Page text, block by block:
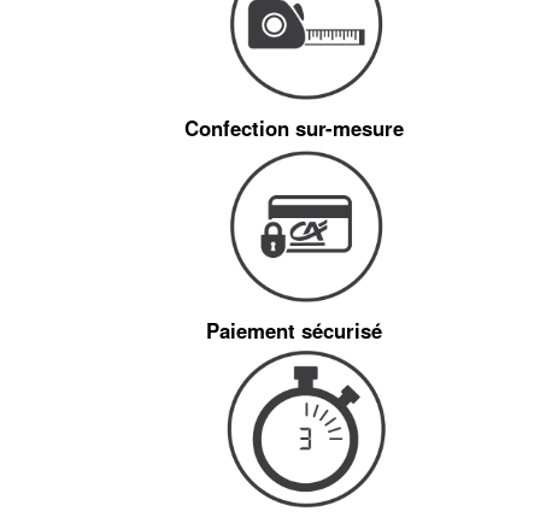
Confection sur-mesure
Paiement sécurisé